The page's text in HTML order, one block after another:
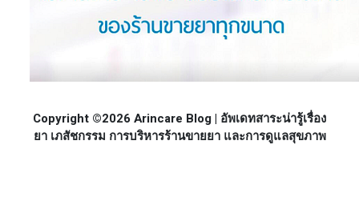
Copyright ©2026 Arincare Blog | อัพเดทสาระน่ารู้เรื่อง
ยา เภสัชกรรม การบริหารร้านขายยา และการดูแลสุขภาพ